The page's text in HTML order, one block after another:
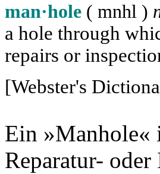
man·hole ( mnhl )
a hole through
repairs or
[Webster's
Ein »Manhole«
Reparatur-